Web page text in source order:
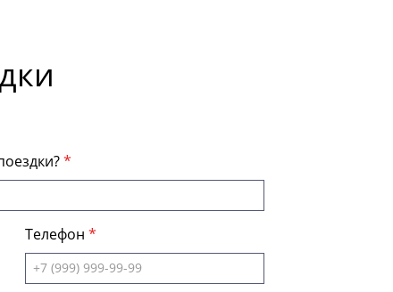
Телефон